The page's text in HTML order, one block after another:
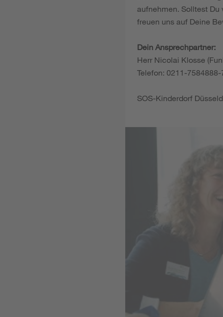
aufnehmen. Solltest Du
freuen uns auf Deine
Dein Ansprechpartner:
Herr Nicolai Klosse
Telefon: 0211-7584888-
SOS-Kinderdorf